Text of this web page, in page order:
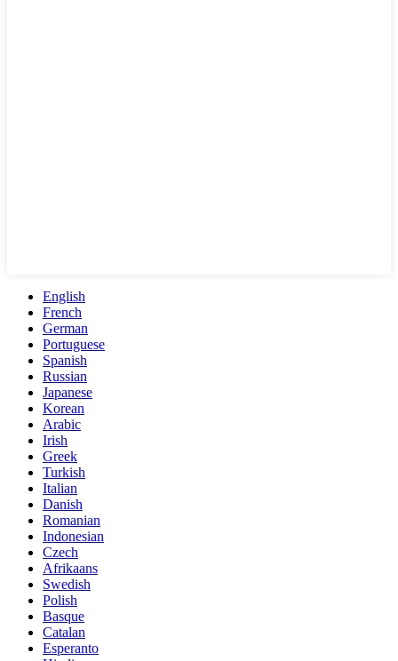
English
French
German
Portuguese
Spanish
Russian
Japanese
Korean
Arabic
Irish
Greek
Turkish
Italian
Danish
Romanian
Indonesian
Czech
Afrikaans
Swedish
Polish
Basque
Catalan
Esperanto